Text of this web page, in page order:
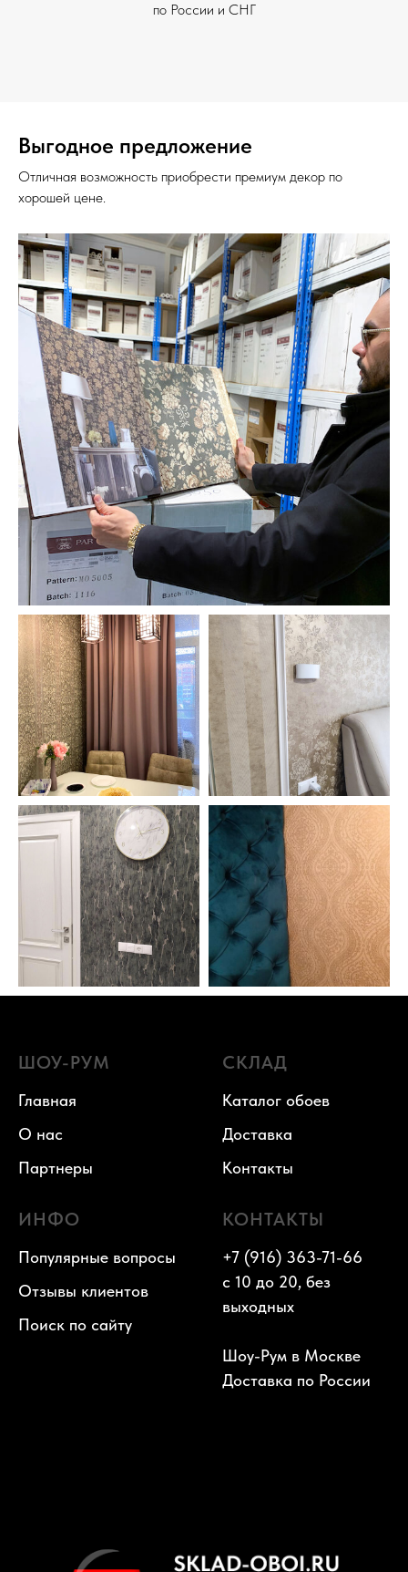
по России и СНГ
Выгодное предложение
Отличная возможность приобрести премиум декор по
хорошей цене.
ШОУ-РУМ
Главная
О нас
Партнеры
СКЛАД
Каталог обоев
Доставка
Контакты
ИНФО
Популярные вопросы
Отзывы клиентов
Поиск по сайту
КОНТАКТЫ
+7 (916) 363-71-66
с 10 до 20, без
выходных
Шоу-Рум в Москве
Доставка по России